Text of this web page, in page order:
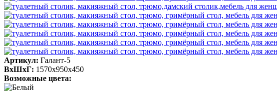
Артикул: Галант-5
ВхШхГ: 1570х950х450
Возможные цвета: